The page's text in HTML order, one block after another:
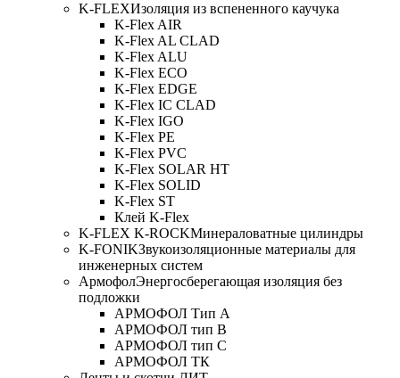
K-FLEXИзоляция из вспененного каучука
K-Flex AIR
K-Flex AL CLAD
K-Flex ALU
K-Flex ECO
K-Flex EDGE
K-Flex IC CLAD
K-Flex IGO
K-Flex PE
K-Flex PVC
K-Flex SOLAR HT
K-Flex SOLID
K-Flex ST
Клей K-Flex
K-FLEX K-ROCKМинераловатные цилиндры
K-FONIKЗвукоизоляционные материалы для
инженерных систем
АрмофолЭнергосберегающая изоляция без
подложки
АРМОФОЛ Тип А
АРМОФОЛ тип В
АРМОФОЛ тип C
АРМОФОЛ ТК